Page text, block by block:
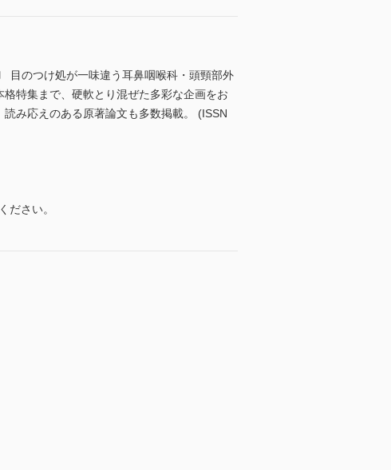
のつけ処が一味違う耳鼻咽喉科・頭頸部外
特集まで、硬軟とり混ぜた多彩な企画をお
み応えのある原著論文も多数掲載。 (ISSN
ださい。